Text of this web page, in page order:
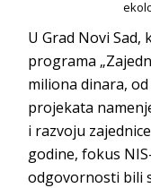
U Grad Novi Sad,
programa
miliona dinara,
projekata
i razvoju
godine, fokus
odgovornosti bili